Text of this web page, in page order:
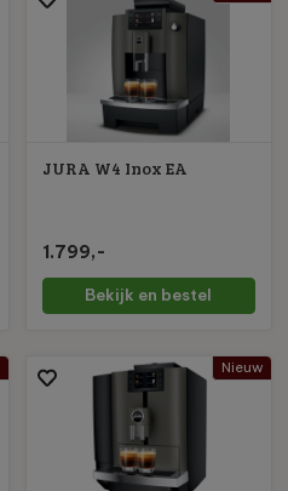
JURA W4 Inox EA
1.799,-
Bekijk en bestel
Nieuw